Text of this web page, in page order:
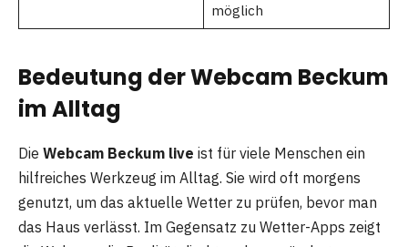
möglich
Bedeutung der Webcam Beckum
im Alltag
Die Webcam Beckum live ist für viele Menschen ein
hilfreiches Werkzeug im Alltag. Sie wird oft morgens
genutzt, um das aktuelle Wetter zu prüfen, bevor man
das Haus verlässt. Im Gegensatz zu Wetter-Apps zeigt